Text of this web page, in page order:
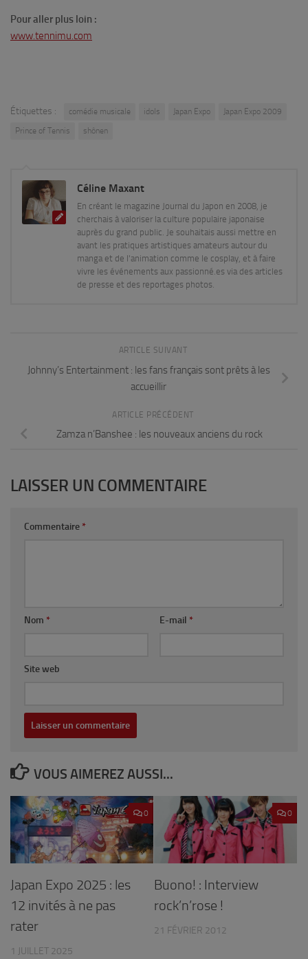
Pour aller plus loin :
www.tennimu.com
Étiquettes : comédie musicale idols Japan Expo
Japan Expo 2009
Prince of Tennis
shônen
Céline Maxant
En créant le magazine Journal du Japon en 2008, je
cherchais à valoriser la culture populaire japonaise
auprès du grand public. Je souhaitais aussi mettre en
avant les pratiques artistiques amateurs autour du
manga et de l'animation comme le cosplay, et à faire
vivre les événements aux passionné.es via des articles
de presse et des reportages photos.
ARTICLE SUIVANT
Johnny’s Entertainment : les fans français sont prêts à les
accueillir
ARTICLE PRÉCÉDENT
Zamza n’Banshee : les nouveaux anciens du rock
LAISSER UN COMMENTAIRE
Commentaire *
Nom * E-mail *
Site web
VOUS AIMEREZ AUSSI...
0
Japan Expo 2025 : les
12 invités à ne pas
rater
1 JUILLET 2025
0
Buono! : Interview
rock’n’rose !
21 FÉVRIER 2012